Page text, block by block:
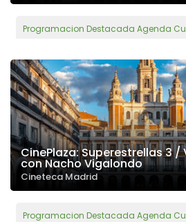
Programacion Destacada Agenda
CinePlaza: Superestrellas 3
con Nacho Vigalondo
Cineteca Madrid
Programacion Destacada Agenda